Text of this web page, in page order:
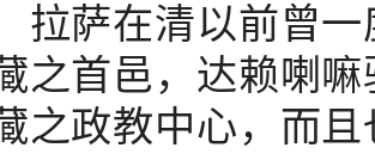
萨在清以前曾一
之首邑，达赖喇
之政教中心，而